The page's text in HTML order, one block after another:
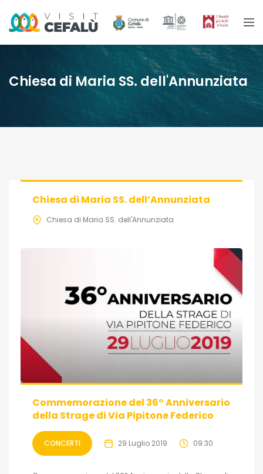
Chiesa di Maria SS. dell'Annunziata
Chiesa di Maria SS. dell’Annunziata
Chiesa di Maria SS. dell'Annunziata
Commemorazione del 36° Anniversario
della Strage di Via Pipitone Federico
CONCERTI 29 Luglio 2019 09:30